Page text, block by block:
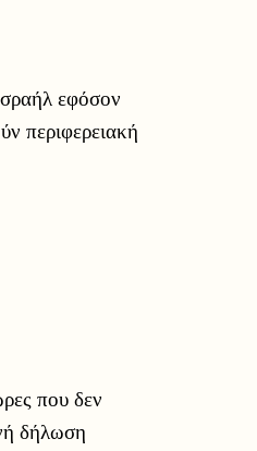
εφόσον
περιφερειακή
που δεν
δήλωση